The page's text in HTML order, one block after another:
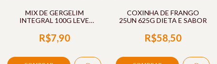
MIX DE GERGELIM
INTEGRAL 100G LEVE
R$7,90
COXINHA DE FRANGO
25UN 625G DIETA E SABOR
R$58,50